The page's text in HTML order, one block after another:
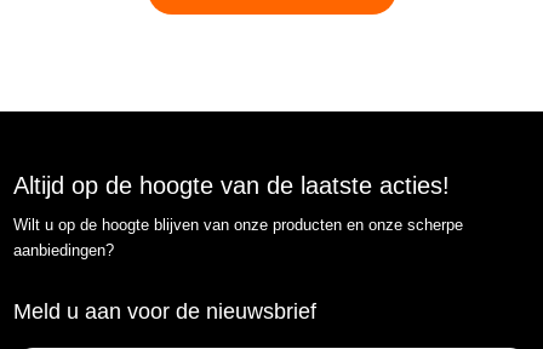
Altijd op de hoogte van de laatste acties!
Wilt u op de hoogte blijven van onze producten en onze scherpe
aanbiedingen?
Meld u aan voor de nieuwsbrief